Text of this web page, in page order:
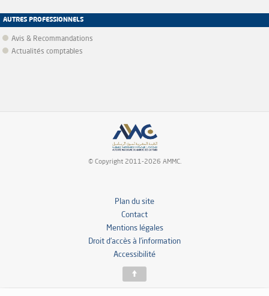
AUTRES PROFESSIONNELS
Avis & Recommandations
Actualités comptables
© Copyright 2011-2026 AMMC.
Plan du site
Contact
Mentions légales
Droit d’accès à l’information
Accessibilité